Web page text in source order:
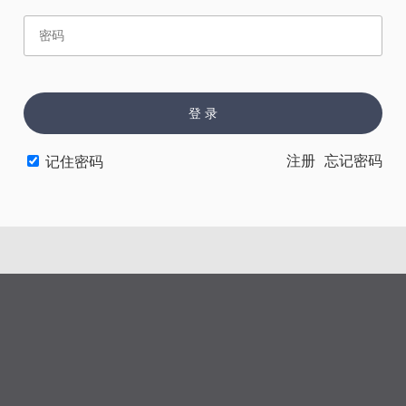
赏 催 票
登 录
记住密码 忘记密码
注册